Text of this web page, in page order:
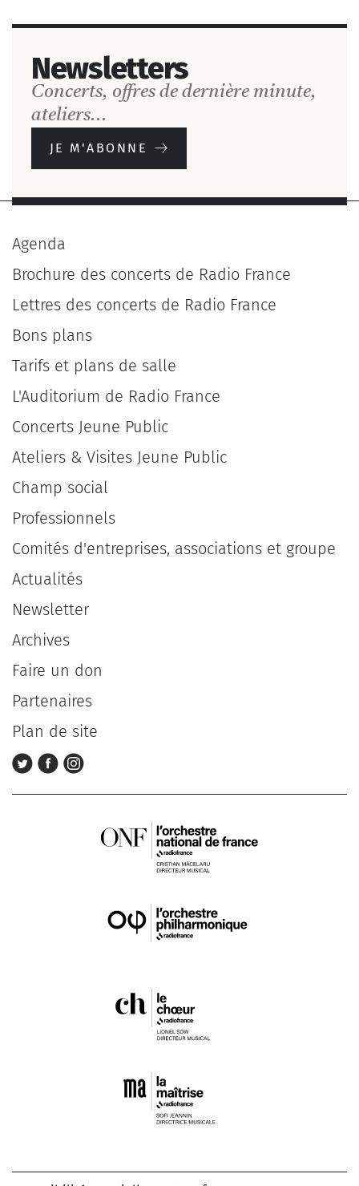
Newsletters
Concerts, offres de dernière minute,
ateliers...
JE M'ABONNE
Agenda
Brochure des concerts de Radio France
Lettres des concerts de Radio France
Bons plans
Tarifs et plans de salle
L'Auditorium de Radio France
Concerts Jeune Public
Ateliers & Visites Jeune Public
Champ social
Professionnels
Comités d'entreprises, associations et groupe
Actualités
Newsletter
Archives
Faire un don
Partenaires
Plan de site